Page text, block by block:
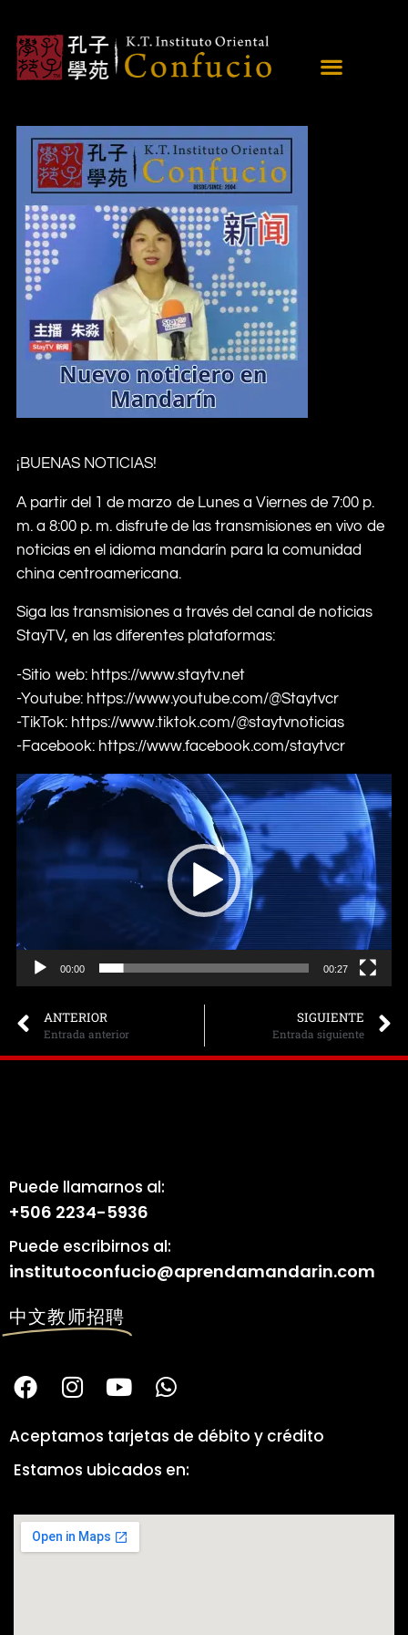
¡BUENAS NOTICIAS!
A partir del 1 de marzo de Lunes a Viernes de 7:00 p.
m. a 8:00 p. m. disfrute de las transmisiones en vivo de
noticias en el idioma mandarín para la comunidad
china centroamericana.
Siga las transmisiones a través del canal de noticias
StayTV, en las diferentes plataformas:
-Sitio web: https://www.staytv.net
-Youtube: https://www.youtube.com/@Staytvcr
-TikTok: https://www.tiktok.com/@staytvnoticias
-Facebook: https://www.facebook.com/staytvcr
Reproductor
de
00:00 00:27
ANTERIOR
Entrada anterior
SIGUIENTE
Entrada siguiente
Puede llamarnos al:
+506 2234-5936
Puede escribirnos al:
institutoconfucio@aprendamandarin.com
中文教师招聘
Aceptamos tarjetas de débito y crédito
Estamos ubicados en: